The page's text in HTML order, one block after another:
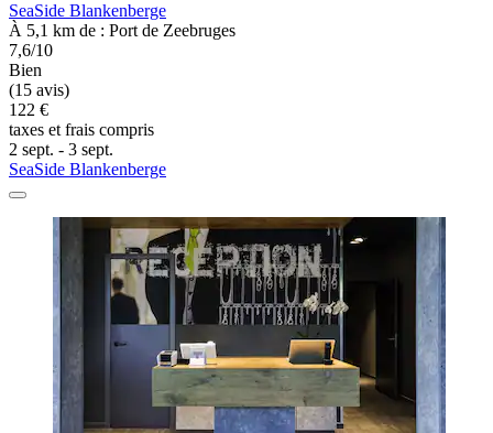
SeaSide Blankenberge
À 5,1 km de : Port de Zeebruges
7,6/10
Bien
(15 avis)
122 €
taxes et frais compris
2 sept. - 3 sept.
SeaSide Blankenberge